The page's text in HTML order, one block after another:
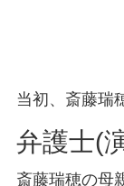
当初、斎藤瑞
弁護士(
斎藤瑞穂の母